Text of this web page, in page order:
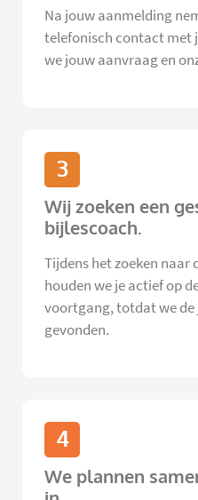
Na jouw aanmelding
telefonisch contact met
we jouw aanvraag en
3
Wij zoeken een
bijlescoach.
Tijdens het zoeken naar
houden we je actief op
voortgang, totdat we de
gevonden.
4
We plannen